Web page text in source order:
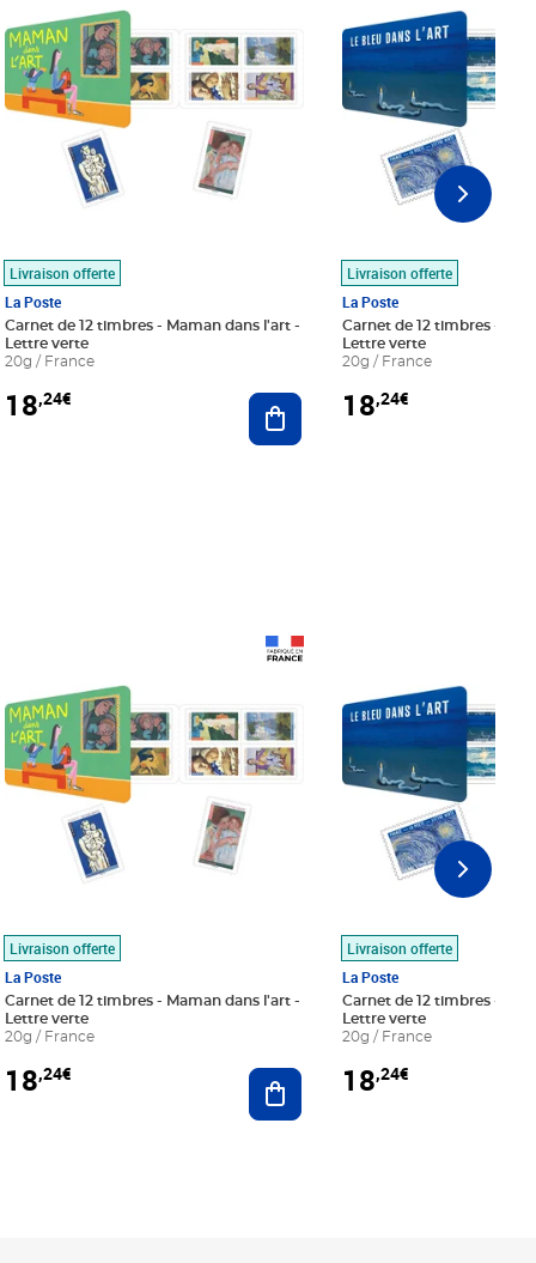
au panier
Livraison offerte
La Poste
Carnet de 12 timbres - Maman dans l'art -
Lettre verte
20g / France
18,24€ Ajouter au panier
Livraison offerte
La Poste
Carnet de 12 timbres - Le
Lettre verte
20g / France
18,24€
au panier
Livraison offerte
La Poste
Carnet de 12 timbres - Maman dans l'art -
Lettre verte
20g / France
18,24€ Ajouter au panier
Livraison offerte
La Poste
Carnet de 12 timbres - Le
Lettre verte
20g / France
18,24€